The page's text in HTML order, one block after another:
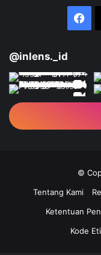
@inlens._id
©
Tentang Kami
Ketentuan
Kode